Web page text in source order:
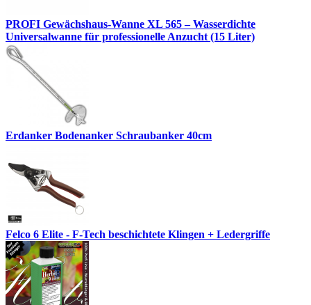
PROFI Gewächshaus-Wanne XL 565 – Wasserdichte
Universalwanne für professionelle Anzucht (15 Liter)
Erdanker Bodenanker Schraubanker 40cm
Felco 6 Elite - F-Tech beschichtete Klingen + Ledergriffe